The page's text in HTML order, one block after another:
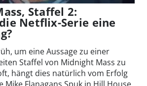
Staffel 2:
Netflix-Serie eine
um eine Aussage zu einer
Staffel von Midnight Mass zu
hängt dies natürlich vom Erfolg